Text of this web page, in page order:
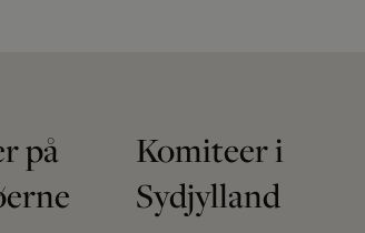
på
Komiteer i
Sydjylland